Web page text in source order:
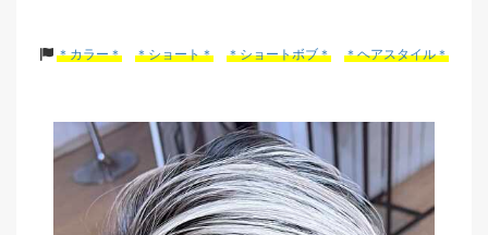
＊カラー＊ ＊ショート＊ ＊ショートボブ＊ ＊ヘアスタイル＊